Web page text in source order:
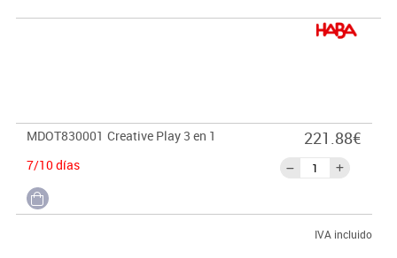
tomate, 2 zanahorias, 3 papas, 25 monedas, 50 billetes, 1 tarjeta
destornillador, 9 engranajes, 9 tornillos.
· Medidas:90,80x32,30x22,50 cm
MDOT830001 Creative Play 3 en 1
7/10 días
221.88€
IVA incluido